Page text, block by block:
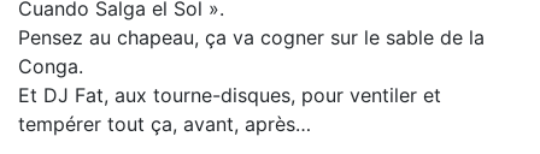
Cuando Salga el Sol ».
Pensez au chapeau, ça va cogner sur le sable de la
Conga.
Et DJ Fat, aux tourne-disques, pour ventiler et
tempérer tout ça, avant, après…